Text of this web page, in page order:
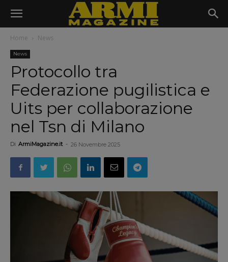
Home News
News
Protocollo tra
Federazione pugilistica e
Uits per collaborazione
nel Tsn di Milano
Di ArmiMagazine.it - 26 Novembre 2025